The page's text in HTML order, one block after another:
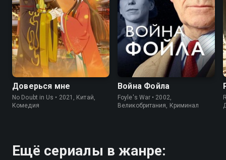
7.9
Доверься мне
No Doubt in Us • 2021, Китай,
Комедия
8.6
Война Фойла
Foyle's War • 2002,
Великобритания, Криминал
Ещё сериалы в жанре: